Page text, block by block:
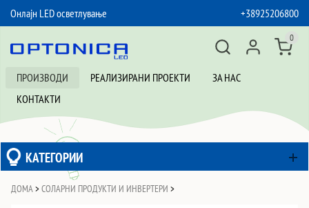
Онлајн LED осветлување
+38925206800
ПРОИЗВОДИ РЕАЛИЗИРАНИ ПРОЕКТИ
ЗА НАС
КОНТАКТИ
0
КАТЕГОРИИ
ДОМА >СОЛАРНИ ПРОДУКТИ И ИНВЕРТЕРИ >